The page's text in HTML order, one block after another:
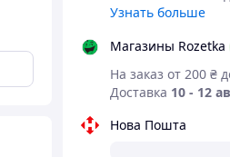
Узнать больше
Магазины Rozetka
На заказ от 200 ₴
Доставка 10 - 12
Нова Пошта